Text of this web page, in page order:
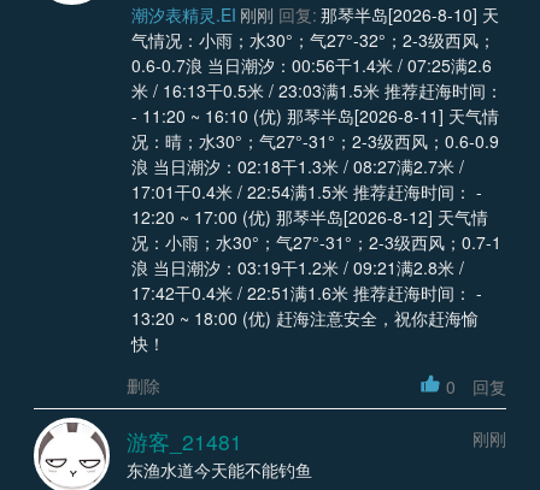
潮汐表精灵.EI 刚刚 回复: 那琴半岛[2026-8-10] 天
气情况：小雨；水30°；气27°-32°；2-3级西风；
0.6-0.7浪 当日潮汐：00:56干1.4米 / 07:25满2.6
米 / 16:13干0.5米 / 23:03满1.5米 推荐赶海时间：
- 11:20 ~ 16:10 (优) 那琴半岛[2026-8-11] 天气情
况：晴；水30°；气27°-31°；2-3级西风；0.6-0.9
浪 当日潮汐：02:18干1.3米 / 08:27满2.7米 /
17:01干0.4米 / 22:54满1.5米 推荐赶海时间： -
12:20 ~ 17:00 (优) 那琴半岛[2026-8-12] 天气情
况：小雨；水30°；气27°-31°；2-3级西风；0.7-1
浪 当日潮汐：03:19干1.2米 / 09:21满2.8米 /
17:42干0.4米 / 22:51满1.6米 推荐赶海时间： -
13:20 ~ 18:00 (优) 赶海注意安全，祝你赶海愉
快！
删除
0 回复
游客_21481
刚刚
东渔水道今天能不能钓鱼